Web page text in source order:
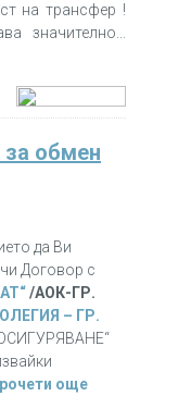
на трансфер !
значително...
обмен
да Ви
Договор с
/АОК-ГР.
– ГР.
още